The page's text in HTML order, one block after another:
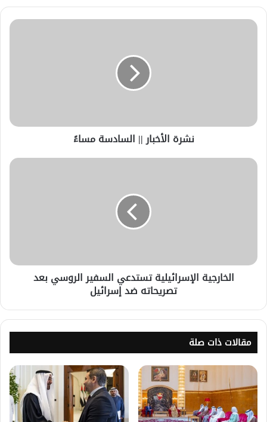
نشرة الأخبار || السادسة مساءً
الخارجية الإسرائيلية تستدعي السفير الروسي بعد
تصريحاته ضد إسرائيل
مقالات ذات صلة